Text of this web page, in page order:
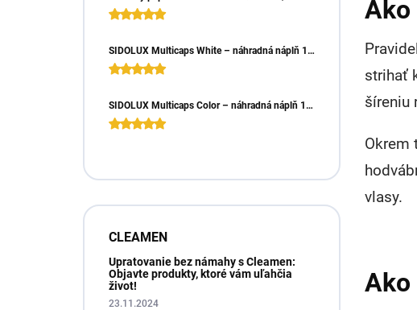
SIDOLUX Multicaps White – náhradná náplň 10ks
SIDOLUX Multicaps Color – náhradná náplň 10ks
CLEAMEN
Upratovanie bez námahy s Cleamen:
Objavte produkty, ktoré vám uľahčia
život!
23.11.2024
Ako
strihať
šíreniu
Okrem
vlasy.
Ako